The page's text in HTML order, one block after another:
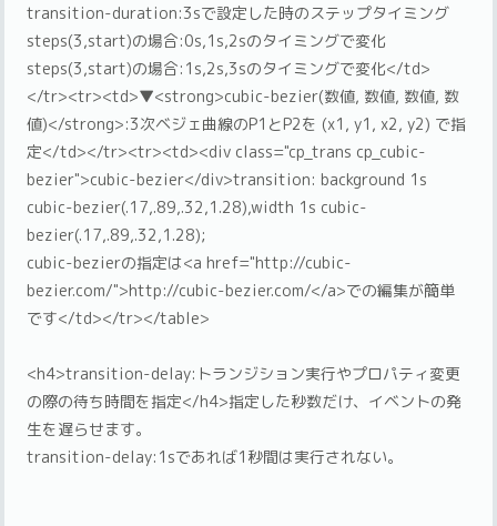
transition-duration:3sで設定した時のステップタイミング
steps(3,start)の場合:0s,1s,2sのタイミングで変化
steps(3,start)の場合:1s,2s,3sのタイミングで変化</td>
</tr><tr><td>▼<strong>cubic-bezier(数値, 数値, 数値, 数
値)</strong>:3次ベジェ曲線のP1とP2を (x1, y1, x2, y2) で指
定</td></tr><tr><td><div class="cp_trans cp_cubic-
bezier">cubic-bezier</div>transition: background 1s
cubic-bezier(.17,.89,.32,1.28),width 1s cubic-
bezier(.17,.89,.32,1.28);
cubic-bezierの指定は<a href="http://cubic-
bezier.com/">http://cubic-bezier.com/</a>での編集が簡単
です</td></tr></table>
<h4>transition-delay:トランジション実行やプロパティ変更
の際の待ち時間を指定</h4>指定した秒数だけ、イベントの発
生を遅らせます。
transition-delay:1sであれば1秒間は実行されない。